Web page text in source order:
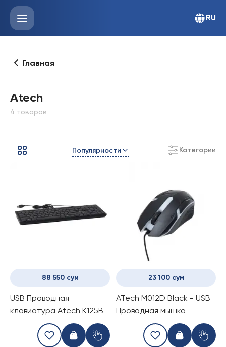
RU
Главная
Atech
4 товаров
Популярности Категории
88 550 сум
USB Проводная
клавиатура Atech K125B
23 100 сум
ATech M012D Black - USB
Проводная мышка